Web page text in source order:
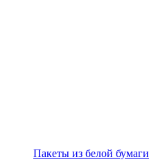
Пакеты из белой бумаги